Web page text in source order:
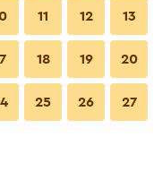
11 12 13
18 19 20
25 26 27